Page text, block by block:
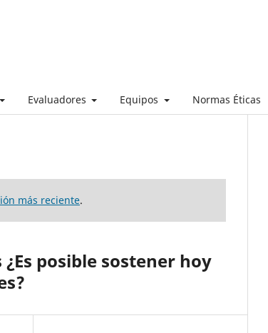
Evaluadores Equipos Normas Éticas
más reciente.
posible sostener hoy